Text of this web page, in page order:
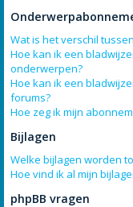
Wat is het verschil
Hoe kan ik een
onderwerpen?
Hoe kan ik een
forums?
Hoe zeg ik mijn
Bijlagen
Welke bijlagen worden
Hoe vind ik al mijn
phpBB vragen